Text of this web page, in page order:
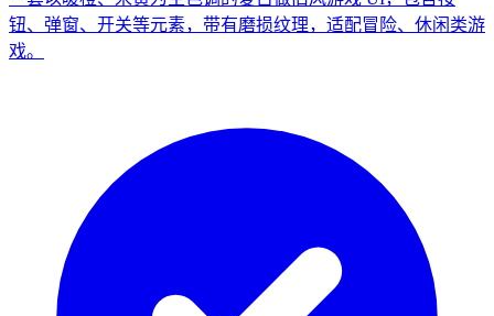
钮、弹窗、开关等元素，带有磨损纹理，适配冒险、休闲类游
戏。